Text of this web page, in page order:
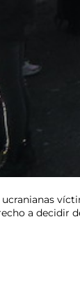
ucranianas
a decidir